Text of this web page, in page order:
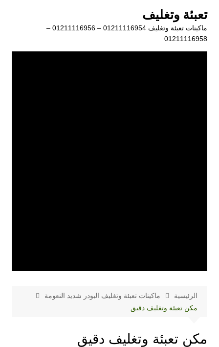
المحتوى
تعبئة وتغليف
ماكينات تعبئة وتغليف 01211116954 – 01211116956 –
01211116958
الرئيسية
ماكينات تعبئة وتغليف البودر شديد النعومة
مكن تعبئة وتغليف دقيق
مكن تعبئة وتغليف دقيق